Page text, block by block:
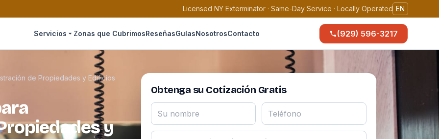
Licensed NY Exterminator · Same-Day Service · Locally Operated EN
Servicios Zonas que CubrimosReseñasGuíasNosotrosContacto (929) 596-3217
de Propiedades y Edificios
y
Obtenga su Cotización Gratis